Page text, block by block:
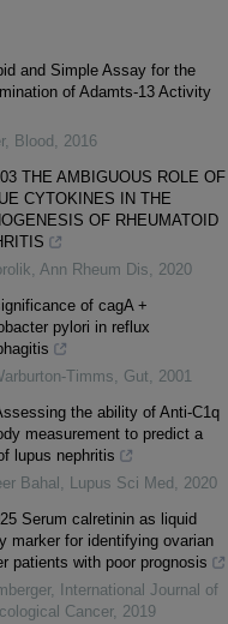
and Simple Assay for the
of Adamts-13 Activity
, Blood , 2016
THE AMBIGUOUS ROLE OF
CYTOKINES IN THE
OF RHEUMATOID
, Ann Rheum Dis, 2020
of cagA +
pylori in reflux
Timms, Gut, 2001
the ability of Anti-C1q
measurement to predict a
lupus nephritis
Bahal , Lupus Sci Med , 2020
Serum calretinin as liquid
marker for identifying ovarian
patients with poor prognosis
,
International Journal of
Cancer, 2019